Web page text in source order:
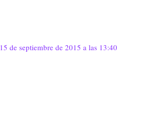
15 de septiembre de 2015 a las 13:40